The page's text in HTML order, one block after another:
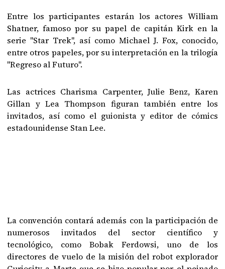
Entre los participantes estarán los actores William
Shatner, famoso por su papel de capitán Kirk en la
serie "Star Trek", así como Michael J. Fox, conocido,
entre otros papeles, por su interpretación en la trilogía
"Regreso al Futuro".
Las actrices Charisma Carpenter, Julie Benz, Karen
Gillan y Lea Thompson figuran también entre los
invitados, así como el guionista y editor de cómics
estadounidense Stan Lee.
La convención contará además con la participación de
numerosos invitados del sector científico y
tecnológico, como Bobak Ferdowsi, uno de los
directores de vuelo de la misión del robot explorador